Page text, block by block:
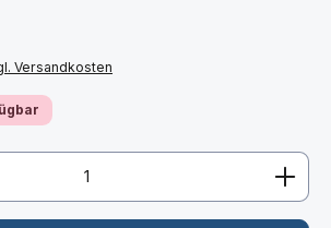
Versandkosten
Gib den gewünschten Wert ein